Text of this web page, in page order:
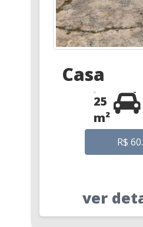
Casa
25
m²
R$
ver